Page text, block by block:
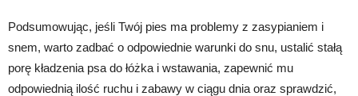
Podsumowując, jeśli Twój pies ma problemy z zasypianiem i
snem, warto zadbać o odpowiednie warunki do snu, ustalić stałą
porę kładzenia psa do łóżka i wstawania, zapewnić mu
odpowiednią ilość ruchu i zabawy w ciągu dnia oraz sprawdzić,